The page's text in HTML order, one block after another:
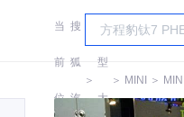
当
前
位
搜
狐
汽
＞
车
型
大
＞ MINI ＞